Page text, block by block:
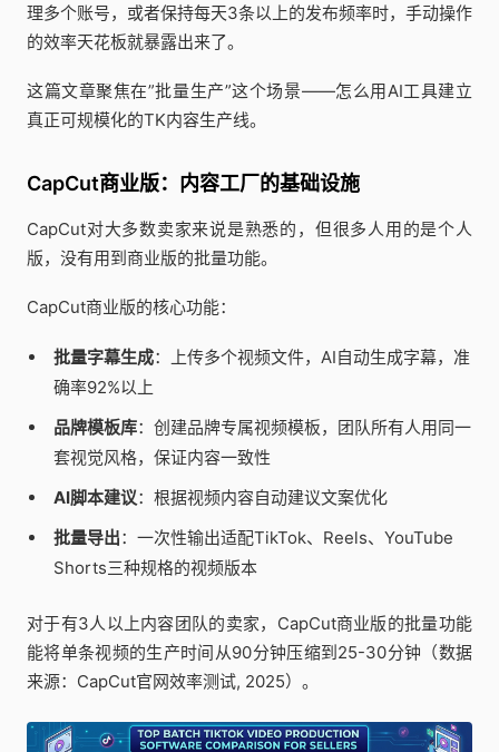
理多个账号，或者保持每天3条以上的发布频率时，手动操作
的效率天花板就暴露出来了。
这篇文章聚焦在”批量生产”这个场景——怎么用AI工具建立
真正可规模化的TK内容生产线。
CapCut商业版：内容工厂的基础设施
CapCut对大多数卖家来说是熟悉的，但很多人用的是个人
版，没有用到商业版的批量功能。
CapCut商业版的核心功能：
批量字幕生成：上传多个视频文件，AI自动生成字幕，准
确率92%以上
品牌模板库：创建品牌专属视频模板，团队所有人用同一
套视觉风格，保证内容一致性
AI脚本建议：根据视频内容自动建议文案优化
批量导出：一次性输出适配TikTok、Reels、YouTube
Shorts三种规格的视频版本
对于有3人以上内容团队的卖家，CapCut商业版的批量功能
能将单条视频的生产时间从90分钟压缩到25-30分钟（数据
来源：CapCut官网效率测试, 2025）。